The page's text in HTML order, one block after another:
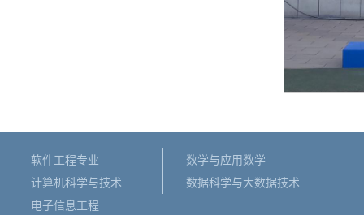
软件工程专业
计算机科学与技术
电子信息工程
数学与应用数学
数据科学与大数据技术